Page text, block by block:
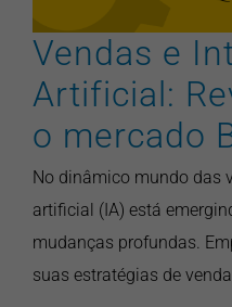
Vendas e
Artificial:
o mercado
No dinâmico mundo das
artificial (IA) está
mudanças profundas.
suas estratégias de